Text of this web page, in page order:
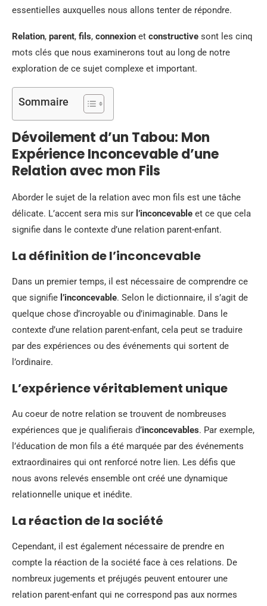
essentielles auxquelles nous allons tenter de répondre.
Relation, parent, fils, connexion et constructive sont les cinq
mots clés que nous examinerons tout au long de notre
exploration de ce sujet complexe et important.
Sommaire
Dévoilement d’un Tabou: Mon
Expérience Inconcevable d’une
Relation avec mon Fils
Aborder le sujet de la relation avec mon fils est une tâche
délicate. L’accent sera mis sur l’inconcevable et ce que cela
signifie dans le contexte d’une relation parent-enfant.
La définition de l’inconcevable
Dans un premier temps, il est nécessaire de comprendre ce
que signifie l’inconcevable. Selon le dictionnaire, il s’agit de
quelque chose d’incroyable ou d’inimaginable. Dans le
contexte d’une relation parent-enfant, cela peut se traduire
par des expériences ou des événements qui sortent de
l’ordinaire.
L’expérience véritablement unique
Au coeur de notre relation se trouvent de nombreuses
expériences que je qualifierais d’inconcevables. Par exemple,
l’éducation de mon fils a été marquée par des événements
extraordinaires qui ont renforcé notre lien. Les défis que
nous avons relevés ensemble ont créé une dynamique
relationnelle unique et inédite.
La réaction de la société
Cependant, il est également nécessaire de prendre en
compte la réaction de la société face à ces relations. De
nombreux jugements et préjugés peuvent entourer une
relation parent-enfant qui ne correspond pas aux normes